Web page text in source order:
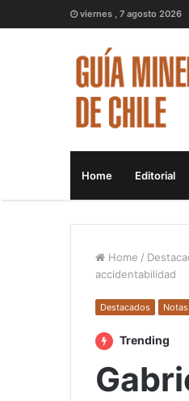
viernes , 7 agosto 2026
Home Editorial
Home /
accidentabilidad
Destacados
Trending